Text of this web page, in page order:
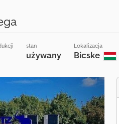
stan
używany
Lokalizacja
Bicske